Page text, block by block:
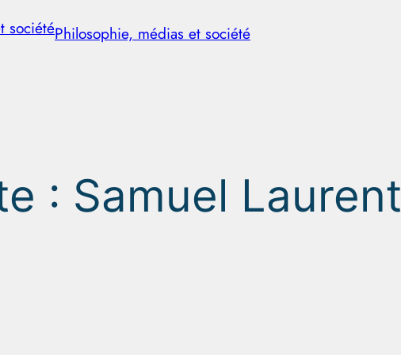
Philosophie, médias et société
: Samuel Laurent